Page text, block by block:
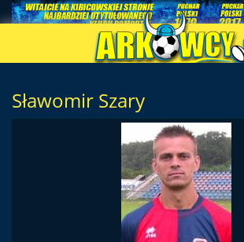
Sławomir Szary